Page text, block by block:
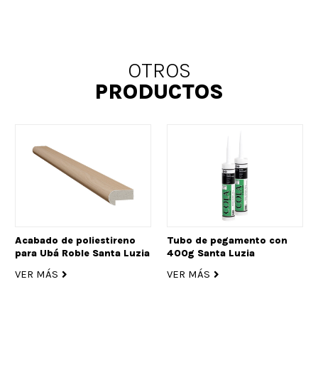
OTROS
PRODUCTOS
Acabado de poliestireno
para Ubá Roble Santa Luzia
VER MÁS
Tubo de pegamento con
400g Santa Luzia
VER MÁS